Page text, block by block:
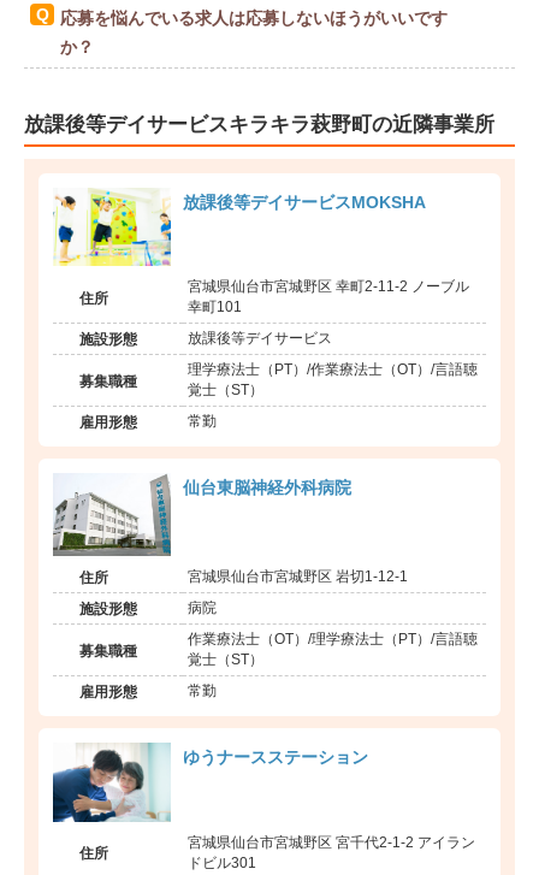
応募を悩んでいる求人は応募しないほうがいいです
か？
放課後等デイサービスキラキラ萩野町の近隣事業所
放課後等デイサービスMOKSHA
住所
宮城県仙台市宮城野区 幸町2-11-2 ノーブル
幸町101
施設形態 放課後等デイサービス
募集職種
理学療法士（PT）/作業療法士（OT）/言語聴
覚士（ST）
雇用形態 常勤
仙台東脳神経外科病院
住所 宮城県仙台市宮城野区 岩切1-12-1
施設形態 病院
募集職種
作業療法士（OT）/理学療法士（PT）/言語聴
覚士（ST）
雇用形態 常勤
ゆうナースステーション
住所
宮城県仙台市宮城野区 宮千代2-1-2 アイラン
ドビル301